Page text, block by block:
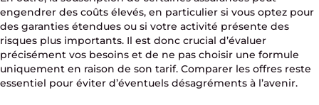
engendrer des coûts élevés, en particulier si vous optez pour
des garanties étendues ou si votre activité présente des
risques plus importants. Il est donc crucial d’évaluer
précisément vos besoins et de ne pas choisir une formule
uniquement en raison de son tarif. Comparer les offres reste
essentiel pour éviter d’éventuels désagréments à l’avenir.